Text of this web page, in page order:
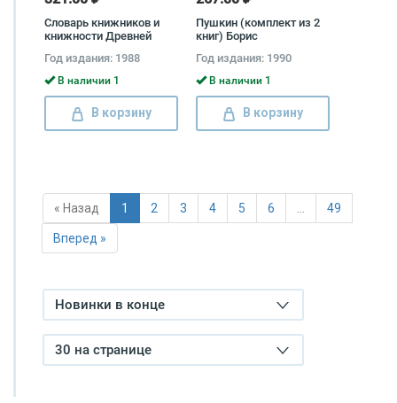
Словарь книжников и
книжности Древней
Год издания: 1988
В наличии 1
В корзину
Пушкин (комплект из 2
книг) Борис
Год издания: 1990
В наличии 1
В корзину
« Назад 1 2 3 4 5 6 … 49
Вперед »
Новинки в конце
30 на странице